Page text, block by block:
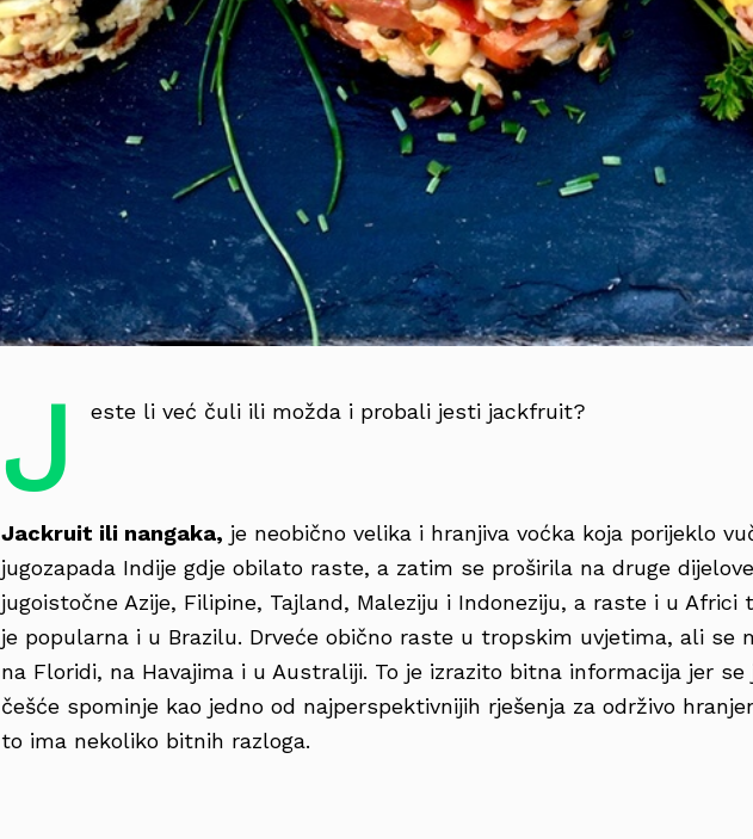
J este li već čuli ili možda i probali jesti jackfruit?
Jackruit ili nangaka, je neobično velika i hranjiva voćka koja porijeklo
jugozapada Indije gdje obilato raste, a zatim se proširila na druge
jugoistočne Azije, Filipine, Tajland, Maleziju i Indoneziju, a raste i u Africi
je popularna i u Brazilu. Drveće obično raste u tropskim uvjetima, ali se
na Floridi, na Havajima i u Australiji. To je izrazito bitna informacija jer
češće spominje kao jedno od najperspektivnijih rješenja za održivo
to ima nekoliko bitnih razloga.